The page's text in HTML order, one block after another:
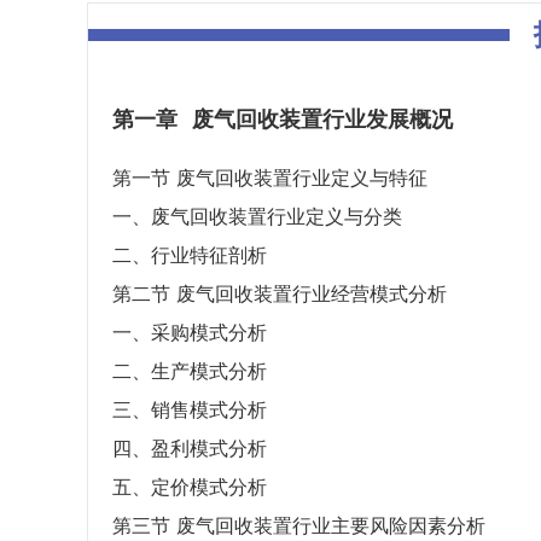
第一章 废气回收装置行业发展概况
第一节 废气回收装置行业定义与特征
一、废气回收装置行业定义与分类
二、行业特征剖析
第二节 废气回收装置行业经营模式分析
一、采购模式分析
二、生产模式分析
三、销售模式分析
四、盈利模式分析
五、定价模式分析
第三节 废气回收装置行业主要风险因素分析